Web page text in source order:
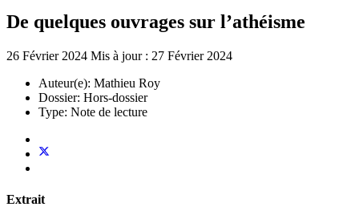
De quelques ouvrages sur l’athéisme
26 Février 2024 Mis à jour : 27 Février 2024
Auteur(e): Mathieu Roy
Dossier: Hors-dossier
Type: Note de lecture
Extrait